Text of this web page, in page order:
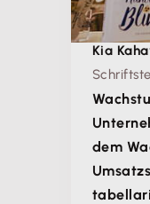
Kia
dem